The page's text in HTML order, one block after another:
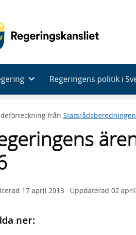
Regeringens politik i
från Statsrådsberedningen
17 april 2013 Uppdaterad 02
ner: